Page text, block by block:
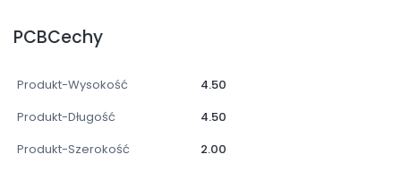
PCBCechy
Produkt-Wysokość
4.50
Produkt-Długość
4.50
Produkt-Szerokość
2.00